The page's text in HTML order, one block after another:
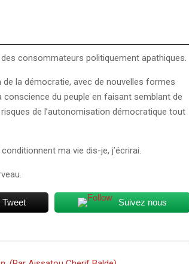
consommateurs politiquement apathiques.
la démocratie, avec de nouvelles formes
du peuple en faisant semblant de
de l’autonomisation démocratique tout
ma vie dis-je, j’écrirai.
Suivez nous